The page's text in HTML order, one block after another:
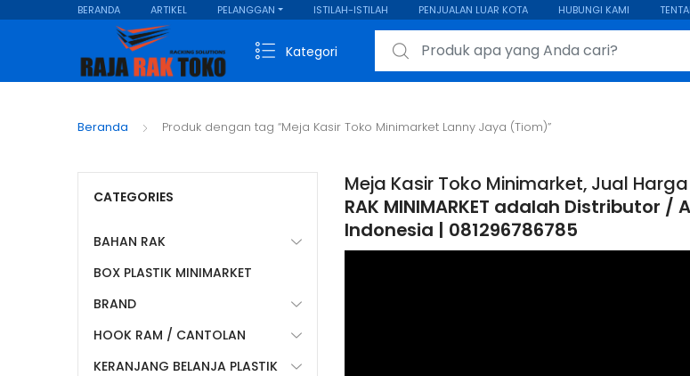
BERANDA ARTIKEL PELANGGAN ISTILAH-ISTILAH PENJUALAN LUAR KOTA HUBUNGI KAMI
Kategori
Search for:
Beranda Produk dengan tag “Meja Kasir Toko Minimarket Lanny Jaya (Tiom)”
Meja Kasir Toko Minimarket, Jual
RAK MINIMARKET adalah Distributor
Indonesia | 081296786785
CATEGORIES
BAHAN RAK
BOX PLASTIK MINIMARKET
BRAND
HOOK RAM / CANTOLAN
KERANJANG BELANJA PLASTIK